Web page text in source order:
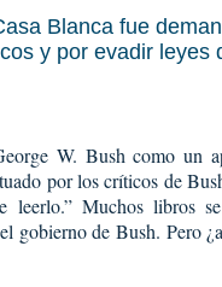
Blanca fue
y por evadir leyes
W. Bush como un
por los críticos de
leerlo.” Muchos libros
gobierno de Bush. Pero